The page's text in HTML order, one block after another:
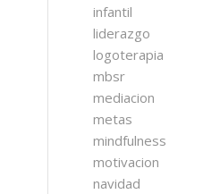
infantil
liderazgo
logoterapia
mbsr
mediacion
metas
mindfulness
motivacion
navidad